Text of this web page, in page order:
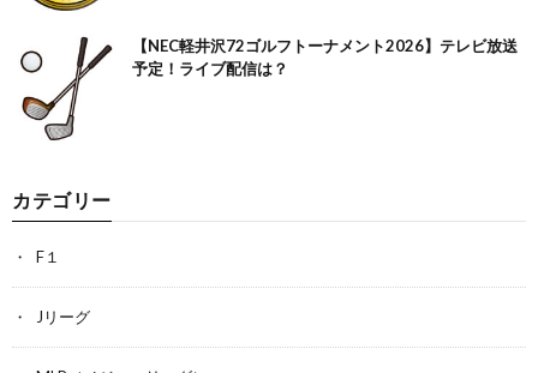
【NEC軽井沢72ゴルフトーナメント2026】テレビ放送
予定！ライブ配信は？
カテゴリー
F１
Jリーグ